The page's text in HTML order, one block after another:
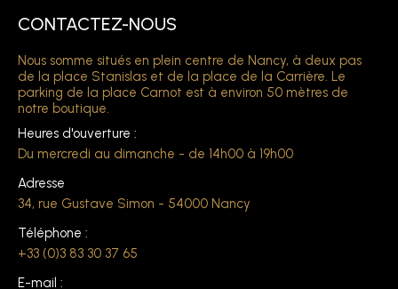
CONTACTEZ-NOUS
Nous somme situés en plein centre de Nancy, à deux pas
de la place Stanislas et de la place de la Carrière. Le
parking de la place Carnot est à environ 50 mètres de
notre boutique.
Heures d'ouverture :
Du mercredi au dimanche - de 14h00 à 19h00
Adresse
34, rue Gustave Simon - 54000 Nancy
Téléphone :
+33 (0)3 83 30 37 65
E-mail :